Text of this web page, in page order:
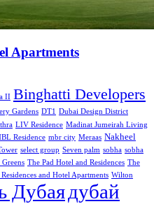
Apartments
II Binghatti Developers
Gardens DT1
Dubai Design District
LIV Residence Madinat Jumeirah Living
Residence mbr city Meraas Nakheel
select group Seven palm sobha sobha
Greens The Pad Hotel and Residences The
and Hotel Apartments Wilton
Дубаядубай